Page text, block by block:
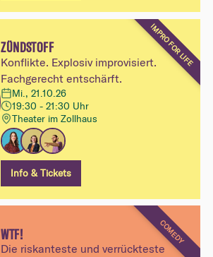
IMPRO FOR LIFE
ZÜNDSTOFF
Konflikte. Explosiv improvisiert.
Fachgerecht entschärft.
Mi., 21.10.26
19:30 - 21:30 Uhr
Theater im Zollhaus
Info & Tickets
COMEDY
WTF!
Die riskanteste und verrückteste